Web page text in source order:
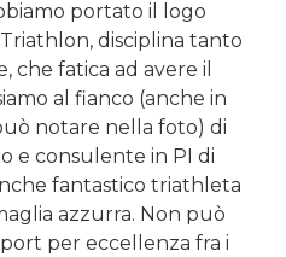
portato il logo
disciplina tanto
che fatica ad avere il
al fianco (anche in
notare nella foto) di
e consulente in PI di
fantastico triathleta
azzurra. Non può
per eccellenza fra i